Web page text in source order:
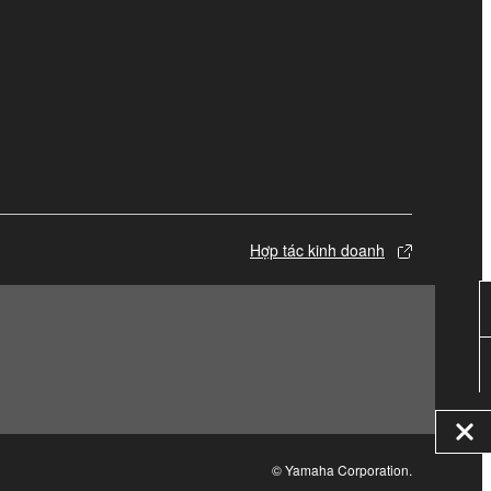
Hợp tác kinh doanh
© Yamaha Corporation.